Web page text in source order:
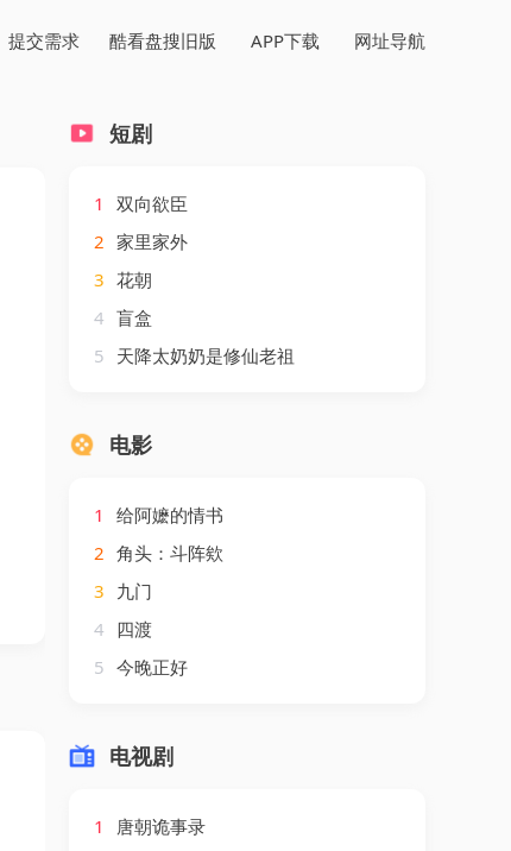
提交需求 酷看盘搜旧版 APP下载 网址导航
短剧
1
双向欲臣
2 家里家外
3 花朝
4 盲盒
5 天降太奶奶是修仙老祖
电影
1
给阿嬷的情书
2 角头：斗阵欸
3 九门
4 四渡
5 今晚正好
电视剧
1
唐朝诡事录